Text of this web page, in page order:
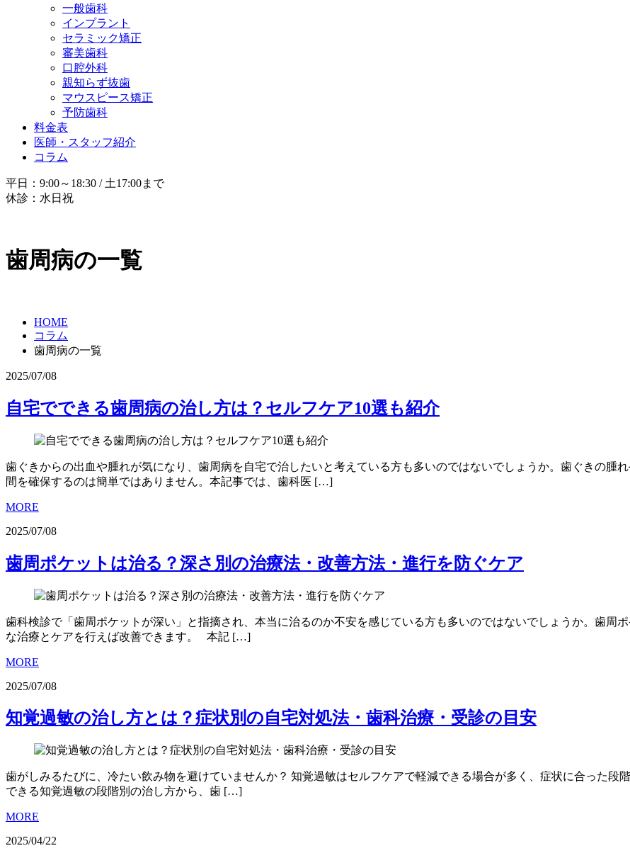
一般歯科
インプラント
セラミック矯正
審美歯科
口腔外科
親知らず抜歯
マウスピース矯正
予防歯科
料金表
医師・スタッフ紹介
コラム
平日：9:00～18:30 / 土17:00まで
休診：水日祝
歯周病の一覧
HOME
コラム
歯周病の一覧
2025/07/08
自宅でできる歯周病の治し方は？セルフケア10選も紹介
歯ぐきからの出血や腫れが気になり、歯周病を自宅で治したいと考えている方も多いのではないでしょうか。歯ぐきの腫
間を確保するのは簡単ではありません。本記事では、歯科医 […]
MORE
2025/07/08
歯周ポケットは治る？深さ別の治療法・改善方法・進行を防ぐケア
歯科検診で「歯周ポケットが深い」と指摘され、本当に治るのか不安を感じている方も多いのではないでしょうか。歯周
な治療とケアを行えば改善できます。 本記 […]
MORE
2025/07/08
知覚過敏の治し方とは？症状別の自宅対処法・歯科治療・受診の目安
歯がしみるたびに、冷たい飲み物を避けていませんか？ 知覚過敏はセルフケアで軽減できる場合が多く、症状に合った
できる知覚過敏の段階別の治し方から、歯 […]
MORE
2025/04/22